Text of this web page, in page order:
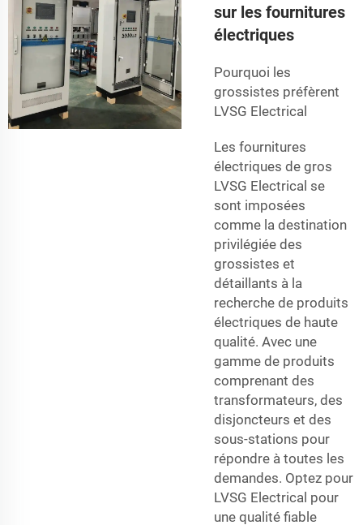
sur les fournitures
électriques
Pourquoi les
grossistes préfèrent
LVSG Electrical
Les fournitures
électriques de gros
LVSG Electrical se
sont imposées
comme la destination
privilégiée des
grossistes et
détaillants à la
recherche de produits
électriques de haute
qualité. Avec une
gamme de produits
comprenant des
transformateurs, des
disjoncteurs et des
sous-stations pour
répondre à toutes les
demandes. Optez pour
LVSG Electrical pour
une qualité fiable